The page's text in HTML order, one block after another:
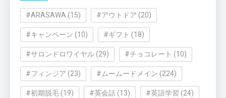
#ARASAWA (15) #アウトドア (20)
#キャンペーン (10) #ギフト (18)
#サロンドロワイヤル (29) #チョコレート (10)
#フィンジア (23) #ムームードメイン (224)
#初期脱毛 (19) #英会話 (13) #英語学習 (24)